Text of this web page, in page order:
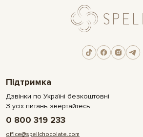
Підтримка
Дзвінки по Україні безкоштовні
З усіх питань звертайтесь:
0 800 319 233
office@spellchocolate.com